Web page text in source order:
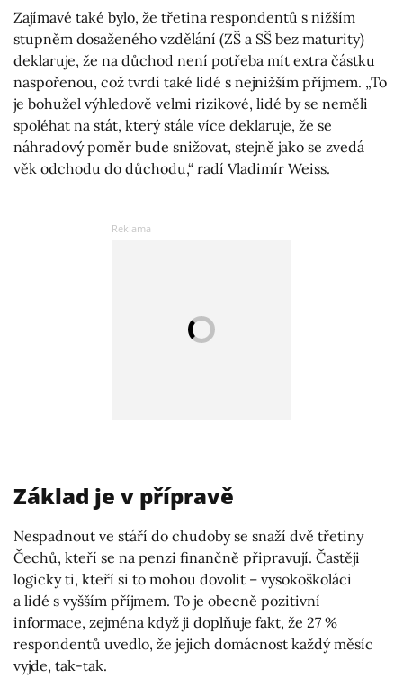
Zajímavé také bylo, že třetina respondentů s nižším
stupněm dosaženého vzdělání (ZŠ a SŠ bez maturity)
deklaruje, že na důchod není potřeba mít extra částku
naspořenou, což tvrdí také lidé s nejnižším příjmem. „To
je bohužel výhledově velmi rizikové, lidé by se neměli
spoléhat na stát, který stále více deklaruje, že se
náhradový poměr bude snižovat, stejně jako se zvedá
věk odchodu do důchodu,“ radí Vladimír Weiss.
Základ je v přípravě
Nespadnout ve stáří do chudoby se snaží dvě třetiny
Čechů, kteří se na penzi finančně připravují. Častěji
logicky ti, kteří si to mohou dovolit – vysokoškoláci
a lidé s vyšším příjmem. To je obecně pozitivní
informace, zejména když ji doplňuje fakt, že 27 %
respondentů uvedlo, že jejich domácnost každý měsíc
vyjde, tak-tak.